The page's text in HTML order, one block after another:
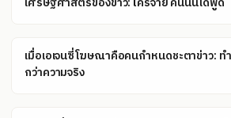
เมื่อเอเจนซี่โฆษณาคือคนกำหนดชะตาข่าว:
กว่าความจริง